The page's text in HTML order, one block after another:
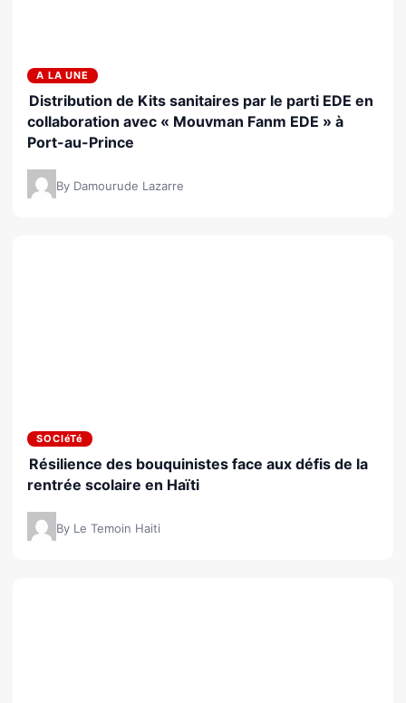
A LA UNE
Distribution de Kits sanitaires par le parti EDE en
collaboration avec « Mouvman Fanm EDE » à
Port-au-Prince
By Damourude Lazarre
SOCIéTé
Résilience des bouquinistes face aux défis de la
rentrée scolaire en Haïti
By Le Temoin Haiti